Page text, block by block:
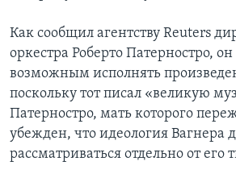
Как сообщил агентству Reuters
оркестра Роберто Патерностро, он
возможным исполнять
поскольку тот писал «великую
Патерностро, мать которого
убежден, что идеология Вагнера
рассматриваться отдельно от его